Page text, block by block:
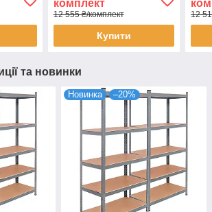
комплект
12 555 ₴/комплект
Купити
12
та новинки
Новинка –20%